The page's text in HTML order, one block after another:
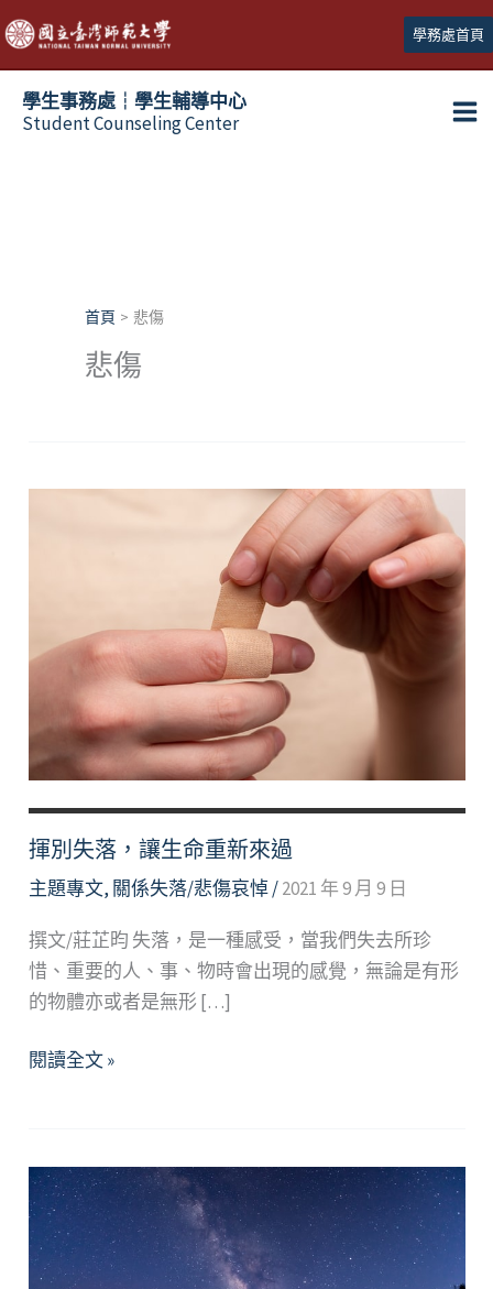
跳
至
主
學務處首頁
學生事務處┆學生輔導中心
Student Counseling Center
首頁 悲傷
悲傷
揮別失落，讓生命重新來過
主題專文, 關係失落/悲傷哀悼/2021 年 9 月 9 日
撰文/莊芷昀 失落，是一種感受，當我們失去所珍
惜、重要的人、事、物時會出現的感覺，無論是有形
的物體亦或者是無形 […]
揮
讓
生
命
重
閱讀全文 »